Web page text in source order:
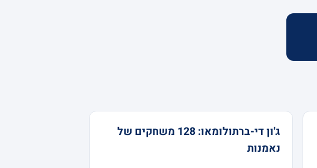
ג'ון די-ברתולומאו: 128 משחקים של
נאמנות